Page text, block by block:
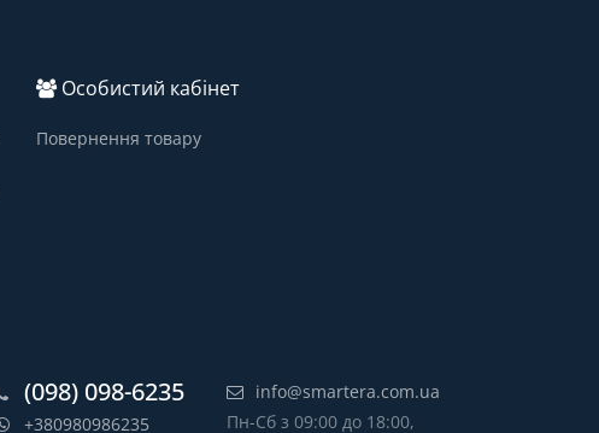
Особистий кабінет
Повернення товару
(098) 098-6235
+380980986235
info@smartera.com.ua
Пн-Сб з 09:00 до 18:00,